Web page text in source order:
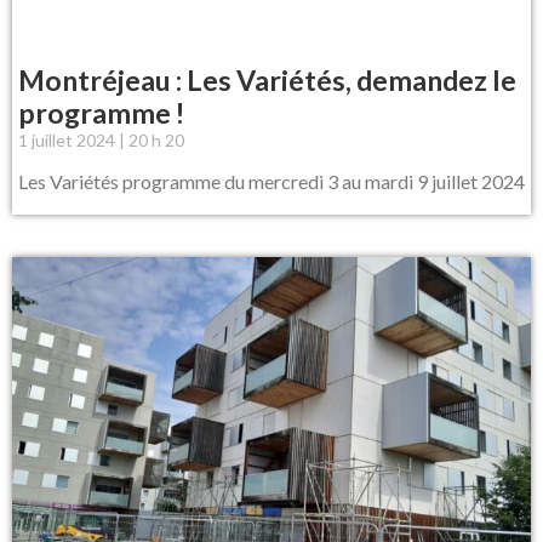
Montréjeau : Les Variétés, demandez le
programme !
1 juillet 2024 20 h 20
Les Variétés programme du mercredi 3 au mardi 9 juillet 2024